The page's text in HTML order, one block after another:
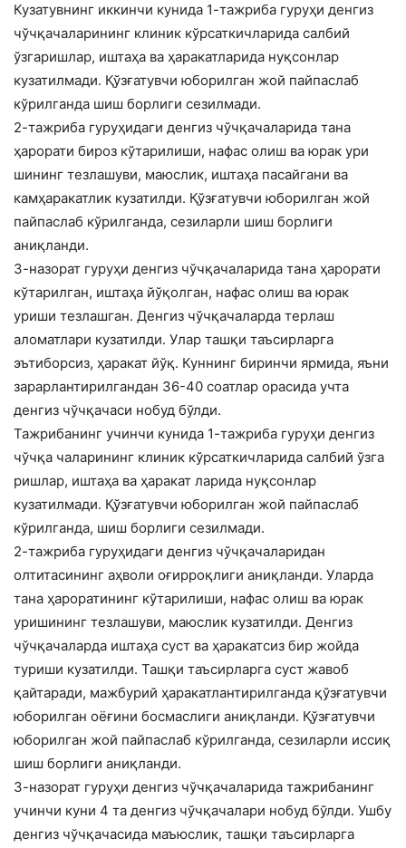
Кузатувнинг иккинчи кунида 1-тажриба гуруҳи денгиз
чўчқачаларининг клиник кўрсаткичларида салбий
ўзгаришлар, иштаҳа ва ҳаракатларида нуқсонлар
кузатилмади. Қўзғатувчи юборилган жой пайпаслаб
кўрилганда шиш борлиги сезилмади.
2-тажриба гуруҳидаги денгиз чўчқачаларида тана
ҳарорати бироз кўтарилиши, нафас олиш ва юрак ури
шининг тезлашуви, маюслик, иштаҳа пасайгани ва
камҳаракатлик кузатилди. Қўзғатувчи юборилган жой
пайпаслаб кўрилганда, сезиларли шиш борлиги
аниқланди.
3-назорат гуруҳи денгиз чўчқачаларида тана ҳарорати
кўтарилган, иштаҳа йўқолган, нафас олиш ва юрак
уриши тезлашган. Денгиз чўчқачаларда терлаш
аломатлари кузатилди. Улар ташқи таъсирларга
эътиборсиз, ҳаракат йўқ. Куннинг биринчи ярмида, яъни
зарарлантирилгандан 36-40 соатлар орасида учта
денгиз чўчқачаси нобуд бўлди.
Тажрибанинг учинчи кунида 1-тажриба гуруҳи денгиз
чўчқа чаларининг клиник кўрсаткичларида салбий ўзга
ришлар, иштаҳа ва ҳаракат ларида нуқсонлар
кузатилмади. Қўзғатувчи юборилган жой пайпаслаб
кўрилганда, шиш борлиги сезилмади.
2-тажриба гуруҳидаги денгиз чўчқачаларидан
олтитасининг аҳволи оғирроқлиги аниқланди. Уларда
тана ҳароратининг кўтарилиши, нафас олиш ва юрак
уришининг тезлашуви, маюслик кузатилди. Денгиз
чўчқачаларда иштаҳа суст ва ҳаракатсиз бир жойда
туриши кузатилди. Ташқи таъсирларга суст жавоб
қайтаради, мажбурий ҳаракатлантирилганда қўзғатувчи
юборилган оёғини босмаслиги аниқланди. Қўзғатувчи
юборилган жой пайпаслаб кўрилганда, сезиларли иссиқ
шиш борлиги аниқланди.
3-назорат гуруҳи денгиз чўчқачаларида тажрибанинг
учинчи куни 4 та денгиз чўчқачалари нобуд бўлди. Ушбу
денгиз чўчқачасида маъюслик, ташқи таъсирларга